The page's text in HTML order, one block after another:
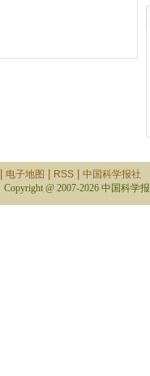
电子地图 RSS| 中国科学报社
Copyright @ 2007-2026 中国科学